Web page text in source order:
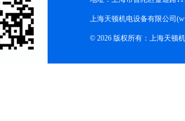
上海天顿机电设备有限公司
© 2026 版权所有：上海天顿